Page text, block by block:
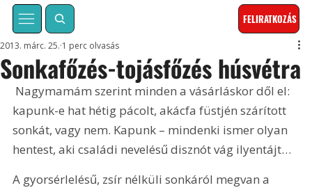
FELIRATKOZÁS
Sonkafőzés-tojásfőzés húsvétra
2013. márc. 25. 1 perc olvasás
kapunk-e hat hétig pácolt, akácfa füstjén szárított
sonkát, vagy nem. Kapunk – mindenki ismer olyan
hentest, aki családi nevelésű disznót vág ilyentájt…
A gyorsérlelésű, zsír nélküli sonkáról megvan a